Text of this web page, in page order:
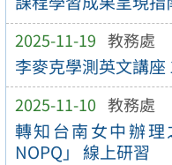
2025-11-19 教務處
李麥克學測英文講
2025-11-10 教務處
轉知台南女中辦
NOPQ」 線上研習